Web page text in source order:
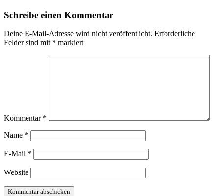
Schreibe einen Kommentar
Deine E-Mail-Adresse wird nicht veröffentlicht. Erforderliche
Felder sind mit * markiert
Kommentar *
Name *
E-Mail *
Website